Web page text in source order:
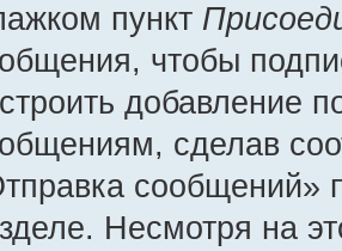
пункт
чтобы
добавление
сделав
сообщений»
Несмотря на